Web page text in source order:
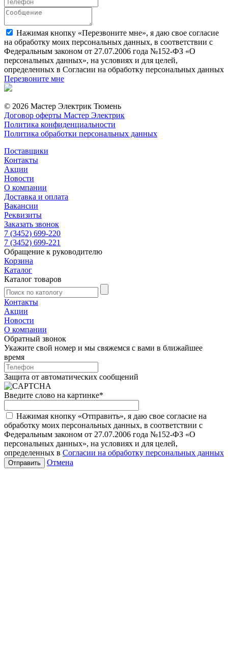
Нажимая кнопку «Перезвоните мне», я даю свое согласие
на обработку моих персональных данных, в соответствии с
Федеральным законом от 27.07.2006 года №152-ФЗ «О
персональных данных», на условиях и для целей,
определенных в Согласии на обработку персональных данных
Перезвоните мне
© 2026 Мастер Электрик Тюмень
Договор оферты Мастер Электрик
Политика конфиденциальности
Политика обработки персональных данных
Поставщики
Контакты
Акции
Новости
О компании
Доставка и оплата
Вакансии
Реквизиты
Заказать звонок
7 (3452) 699-220
7 (3452) 699-221
Обращение к руководителю
Корзина
Каталог
Каталог товаров
Контакты
Акции
Новости
О компании
Обратный звонок
Укажите свой номер и мы свяжемся с вами в ближайшее
время
Защита от автоматических сообщений
Введите слово на картинке*
Нажимая кнопку «Отправить», я даю свое согласие на
обработку моих персональных данных, в соответствии с
Федеральным законом от 27.07.2006 года №152-ФЗ «О
персональных данных», на условиях и для целей,
определенных в Согласии на обработку персональных данных
Отмена